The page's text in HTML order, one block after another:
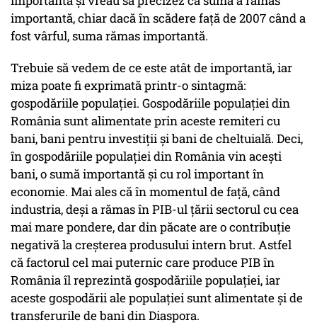
importantă, chiar dacă în scădere față de 2007 când a
fost vârful, suma rămas importantă.
Trebuie să vedem de ce este atât de importantă, iar
miza poate fi exprimată printr-o sintagmă:
gospodăriile populației. Gospodăriile populației din
România sunt alimentate prin aceste remiteri cu
bani, bani pentru investiții și bani de cheltuială. Deci,
în gospodăriile populației din România vin acești
bani, o sumă importantă și cu rol important în
economie. Mai ales că în momentul de față, când
industria, deși a rămas în PIB-ul țării sectorul cu cea
mai mare pondere, dar din păcate are o contribuție
negativă la creșterea produsului intern brut. Astfel
că factorul cel mai puternic care produce PIB în
România îl reprezintă gospodăriile populației, iar
aceste gospodării ale populației sunt alimentate și de
transferurile de bani din Diaspora.